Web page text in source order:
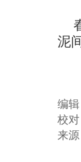
泥
编辑
校